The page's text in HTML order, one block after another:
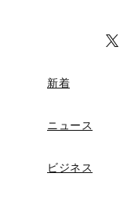
新着
ニュース
ビジネス